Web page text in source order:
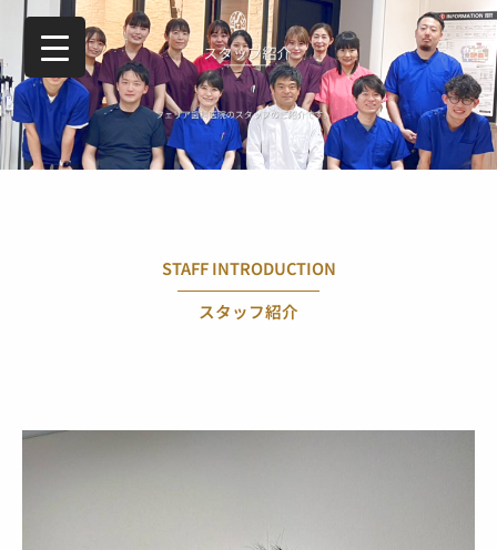
を
ス
キ
ッ
プ
STAFF INTRODUCTION
スタッフ紹介